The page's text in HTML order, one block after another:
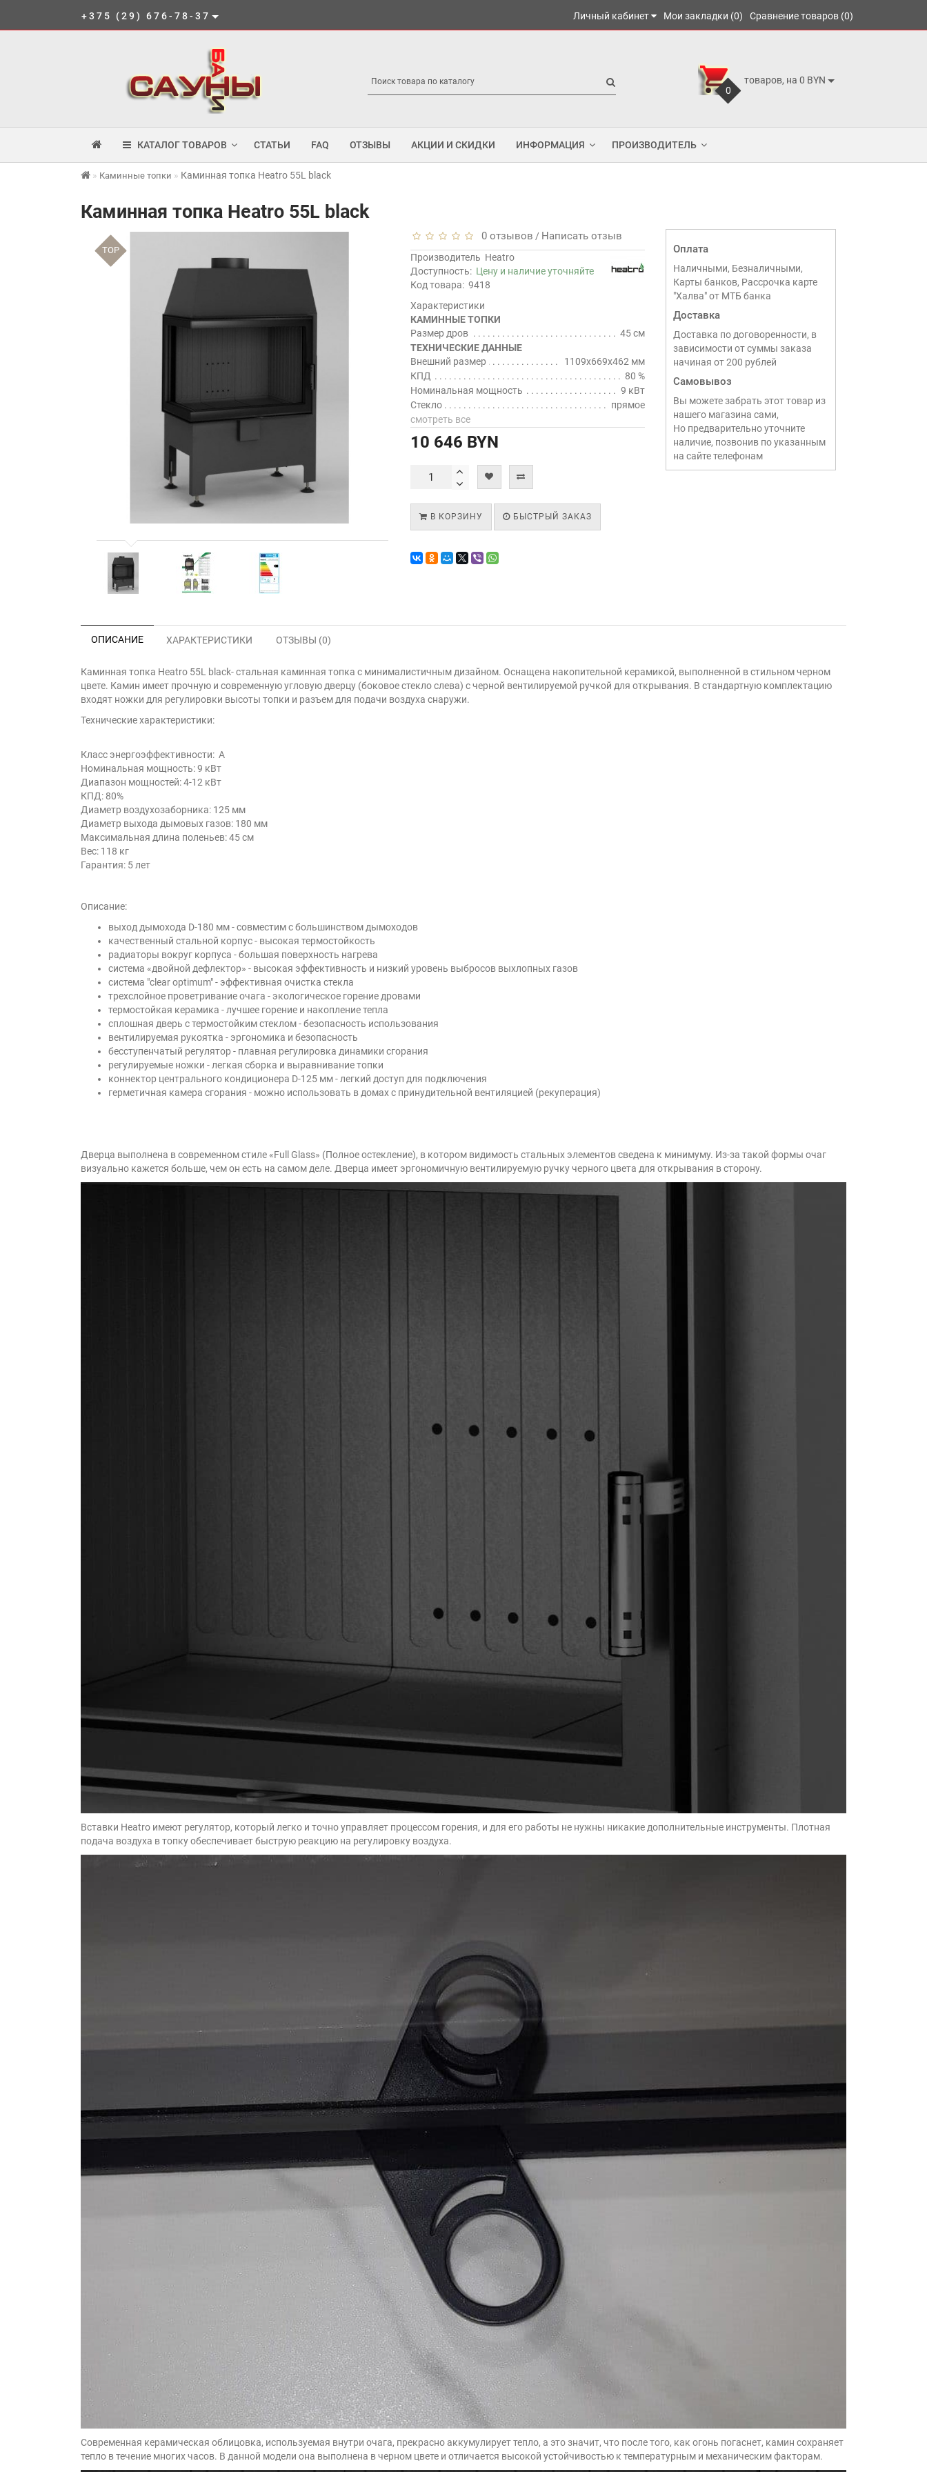
+375 (29) 676-78-37 Личный кабинет Мои закладки (0) Сравнение товаров (0)
0
товаров, на 0 BYN
КАТАЛОГ ТОВАРОВ СТАТЬИ FAQ ОТЗЫВЫ АКЦИИ И СКИДКИ ИНФОРМАЦИЯ ПРОИЗВОДИТЕЛЬ
Каминные топки Каминная топка Heatro 55L black
Каминная топка Heatro 55L black
TOP
0 отзывов / Написать отзыв
Производитель Heatro
Доступность: Цену и наличие уточняйте
Код товара: 9418
Характеристики
КАМИННЫЕ ТОПКИ
Размер дров
45 см
ТЕХНИЧЕСКИЕ ДАННЫЕ
Внешний размер
1109x669x462 мм
КПД
80 %
Номинальная мощность
9 кВт
Стекло
прямое
смотреть все
10 646 BYN
В КОРЗИНУ БЫСТРЫЙ ЗАКАЗ
Оплата
Наличными, Безналичными,
Карты банков, Рассрочка карте
"Халва" от МТБ банка
Доставка
Доставка по договоренности, в
зависимости от суммы заказа
начиная от 200 рублей
Самовывоз
Вы можете забрать этот товар из
нашего магазина сами,
Но предварительно уточните
наличие, позвонив по указанным
на сайте телефонам
ОПИСАНИЕ ХАРАКТЕРИСТИКИ ОТЗЫВЫ (0)
Каминная топка Heatro 55L black- cтальная каминная топка с минималистичным дизайном. Оснащена накопительной керамикой, выполненной в стильном черном
цвете. Камин имеет прочную и современную угловую дверцу (боковое стекло слева) с черной вентилируемой ручкой для открывания. В стандартную комплектацию
входят ножки для регулировки высоты топки и разъем для подачи воздуха снаружи.
Технические характеристики:
Класс энергоэффективности: А
Номинальная мощность: 9 кВт
Диапазон мощностей: 4-12 кВт
КПД: 80%
Диаметр воздухозаборника: 125 мм
Диаметр выхода дымовых газов: 180 мм
Максимальная длина поленьев: 45 см
Вес: 118 кг
Гарантия: 5 лет
Описание:
выход дымохода D-180 мм - совместим с большинством дымоходов
качественный стальной корпус - высокая термостойкость
радиаторы вокруг корпуса - большая поверхность нагрева
система «двойной дефлектор» - высокая эффективность и низкий уровень выбросов выхлопных газов
система "clear optimum" - эффективная очистка стекла
трехслойное проветривание очага - экологическое горение дровами
термостойкая керамика - лучшее горение и накопление тепла
сплошная дверь с термостойким стеклом - безопасность использования
вентилируемая рукоятка - эргономика и безопасность
бесступенчатый регулятор - плавная регулировка динамики сгорания
регулируемые ножки - легкая сборка и выравнивание топки
коннектор центрального кондиционера D-125 мм - легкий доступ для подключения
герметичная камера сгорания - можно использовать в домах с принудительной вентиляцией (рекуперация)
Дверца выполнена в современном стиле «Full Glass» (Полное остекление), в котором видимость стальных элементов сведена к минимуму. Из-за такой формы очаг
визуально кажется больше, чем он есть на самом деле. Дверца имеет эргономичную вентилируемую ручку черного цвета для открывания в сторону.
Вставки Heatro имеют регулятор, который легко и точно управляет процессом горения, и для его работы не нужны никакие дополнительные инструменты. Плотная
подача воздуха в топку обеспечивает быструю реакцию на регулировку воздуха.
Современная керамическая облицовка, используемая внутри очага, прекрасно аккумулирует тепло, а это значит, что после того, как огонь погаснет, камин сохраняет
тепло в течение многих часов. В данной модели она выполнена в черном цвете и отличается высокой устойчивостью к температурным и механическим факторам.